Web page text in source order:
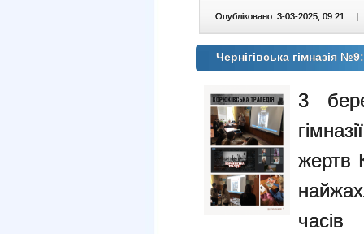
Опубліковано: 3-03-2025, 09:21 |
Чернігівська гімназія
3
жертв